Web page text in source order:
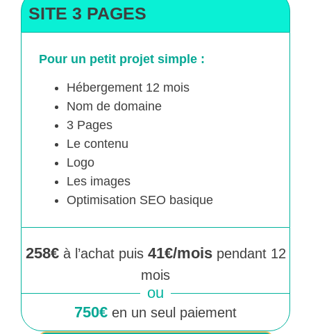
SITE 3 PAGES
Pour un petit projet simple :
Hébergement 12 mois
Nom de domaine
3 Pages
Le contenu
Logo
Les images
Optimisation SEO basique
258€ à l’achat puis 41€/mois pendant 12
mois
ou
750€ en un seul paiement